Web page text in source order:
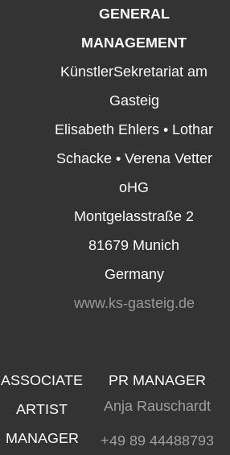
GENERAL
MANAGEMENT
KünstlerSekretariat am
Gasteig
Elisabeth Ehlers • Lothar
Schacke • Verena Vetter
oHG
Montgelasstraße 2
81679 Munich
Germany
www.ks-gasteig.de
ASSOCIATE
ARTIST
MANAGER
PR MANAGER
Anja Rauschardt
+49 89 44488793